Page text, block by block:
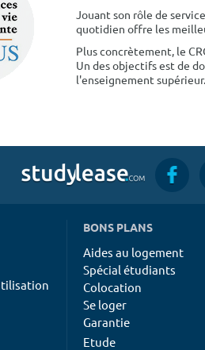
Jouant son rôle de
quotidien offre les
Plus concrètement, le
Un des objectifs est de
l'enseignement supérieur.
BONS PLANS
Aides au logement
Spécial étudiants
Colocation
Se loger
Garantie
Etude